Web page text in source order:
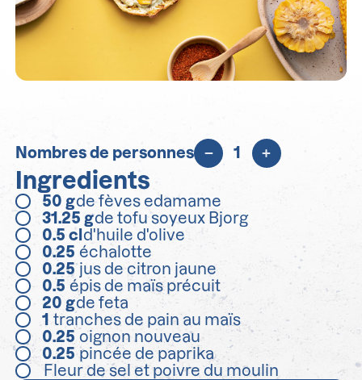
Nombres de personnes 1
Ingredients
50 gde fèves edamame
31.25 gde tofu soyeux Bjorg
0.5 cl d'huile d'olive
0.25 échalotte
0.25 jus de citron jaune
0.5 épis de maïs précuit
20 gde feta
1 tranches de pain au maïs
0.25 oignon nouveau
0.25 pincée de paprika
Fleur de sel et poivre du moulin